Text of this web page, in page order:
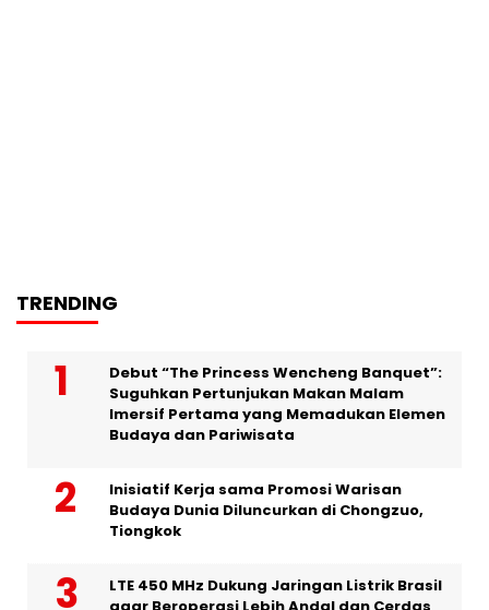
TRENDING
Debut “The Princess Wencheng Banquet”:
Suguhkan Pertunjukan Makan Malam
Imersif Pertama yang Memadukan Elemen
Budaya dan Pariwisata
Inisiatif Kerja sama Promosi Warisan
Budaya Dunia Diluncurkan di Chongzuo,
Tiongkok
LTE 450 MHz Dukung Jaringan Listrik Brasil